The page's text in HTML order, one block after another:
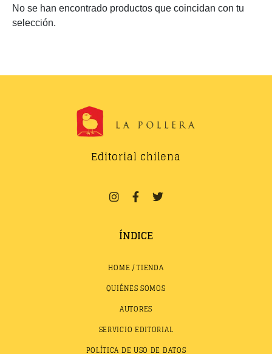
No se han encontrado productos que coincidan con tu
selección.
Editorial chilena
ÍNDICE
HOME / TIENDA
QUIÉNES SOMOS
AUTORES
SERVICIO EDITORIAL
POLÍTICA DE USO DE DATOS